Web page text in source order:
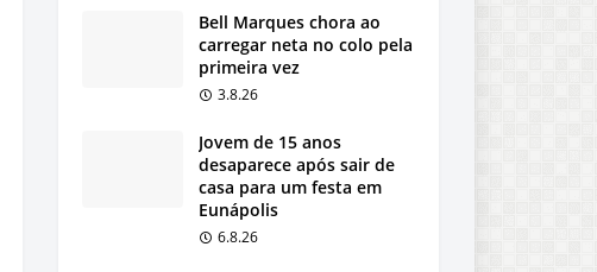
Bell Marques chora ao
carregar neta no colo pela
primeira vez
3.8.26
Jovem de 15 anos
desaparece após sair de
casa para um festa em
Eunápolis
6.8.26